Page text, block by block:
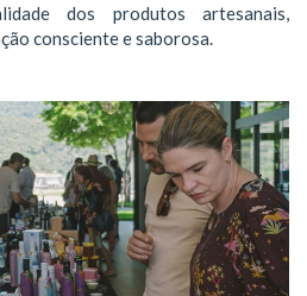
dos produtos artesanais,
consciente e saborosa.